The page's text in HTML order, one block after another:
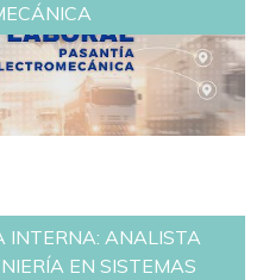
INTERNA: ANALISTA
EN SISTEMAS